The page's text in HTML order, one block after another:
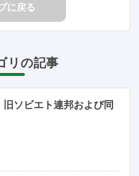
に戻る
リの記事
ソビエト連邦および同